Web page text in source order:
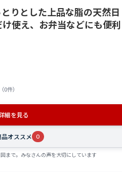
りとした上品な脂の天然日
使え、お弁当などにも便利
（0件）
細を見る
品オススメ 0
まで。みなさんの声を大切にしています